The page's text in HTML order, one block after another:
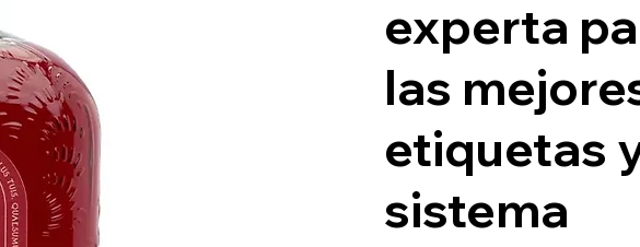
experta
las
etiquetas
sistema